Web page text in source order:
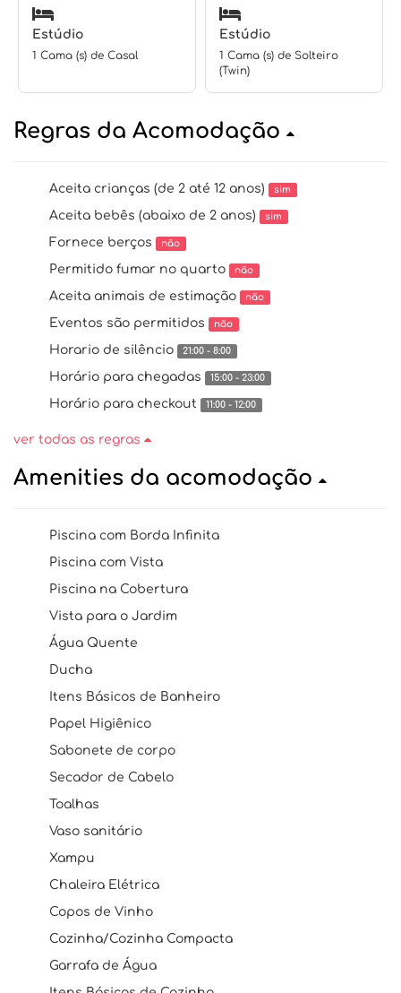
Estúdio
1 Cama (s) de Casal
Estúdio
1 Cama (s) de Solteiro
(Twin)
Regras da Acomodação
Aceita crianças (de 2 até 12 anos) sim
Aceita bebês (abaixo de 2 anos) sim
Fornece berços não
Permitido fumar no quarto não
Aceita animais de estimação não
Eventos são permitidos não
Horario de silêncio 21:00 - 8:00
Horário para chegadas 15:00 - 23:00
Horário para checkout 11:00 - 12:00
ver todas as regras
Amenities da acomodação
Piscina com Borda Infinita
Piscina com Vista
Piscina na Cobertura
Vista para o Jardim
Água Quente
Ducha
Itens Básicos de Banheiro
Papel Higiênico
Sabonete de corpo
Secador de Cabelo
Toalhas
Vaso sanitário
Xampu
Chaleira Elétrica
Copos de Vinho
Cozinha/Cozinha Compacta
Garrafa de Água